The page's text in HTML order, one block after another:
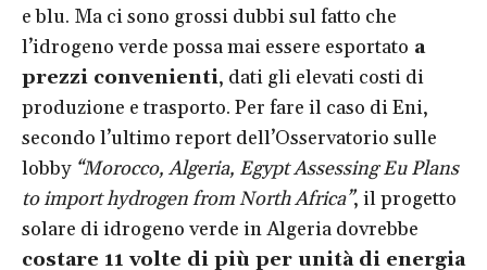
e blu. Ma ci sono grossi dubbi sul fatto che
l’idrogeno verde possa mai essere esportato a
prezzi convenienti, dati gli elevati costi di
produzione e trasporto. Per fare il caso di Eni,
secondo l’ultimo report dell’Osservatorio sulle
lobby “Morocco, Algeria, Egypt Assessing Eu Plans
to import hydrogen from North Africa”, il progetto
solare di idrogeno verde in Algeria dovrebbe
costare 11 volte di più per unità di energia